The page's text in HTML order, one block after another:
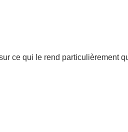
ce qui le rend particulièrement